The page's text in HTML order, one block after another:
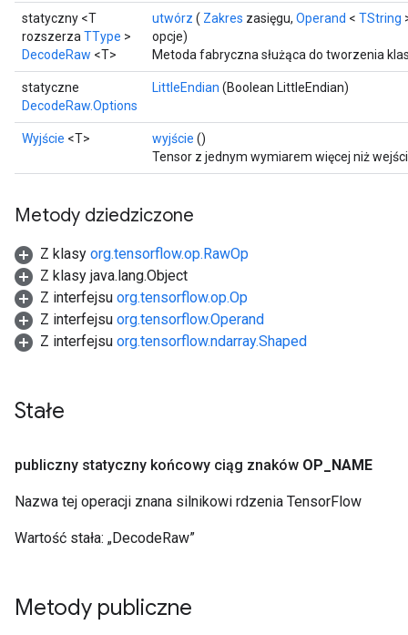
statyczny <T
rozszerza TType >
DecodeRaw <T>
utwórz ( Zakres zasięgu, Operand < TString
opcje)
Metoda fabryczna służąca do tworzenia
statyczne
DecodeRaw.Options
LittleEndian (Boolean LittleEndian)
Wyjście <T> wyjście ()
Tensor z jednym wymiarem więcej niż
Metody dziedziczone
Z klasy org.tensorflow.op.RawOp
Z klasy java.lang.Object
Z interfejsu org.tensorflow.op.Op
Z interfejsu org.tensorflow.Operand
Z interfejsu org.tensorflow.ndarray.Shaped
Stałe
publiczny statyczny końcowy ciąg znaków OP NAME
Nazwa tej operacji znana silnikowi rdzenia TensorFlow
Wartość stała: „DecodeRaw”
Metody publiczne